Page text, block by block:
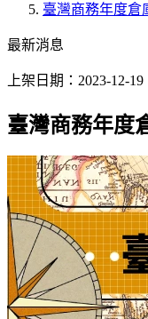
臺灣商務年度倉
最新消息
上架日期：2023-12-19
臺灣商務年度